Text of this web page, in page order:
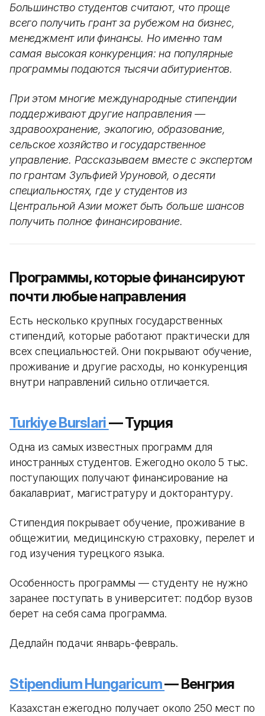
Большинство студентов считают, что проще
всего получить грант за рубежом на бизнес,
менеджмент или финансы. Но именно там
самая высокая конкуренция: на популярные
программы подаются тысячи абитуриентов.
При этом многие международные стипендии
поддерживают другие направления —
здравоохранение, экологию, образование,
сельское хозяйство и государственное
управление. Рассказываем вместе с экспертом
по грантам Зульфией Уруновой, о десяти
специальностях, где у студентов из
Центральной Азии может быть больше шансов
получить полное финансирование.
Программы, которые финансируют
почти любые направления
Есть несколько крупных государственных
стипендий, которые работают практически для
всех специальностей. Они покрывают обучение,
проживание и другие расходы, но конкуренция
внутри направлений сильно отличается.
Turkiye Burslari— Турция
Одна из самых известных программ для
иностранных студентов. Ежегодно около 5 тыс.
поступающих получают финансирование на
бакалавриат, магистратуру и докторантуру.
Стипендия покрывает обучение, проживание в
общежитии, медицинскую страховку, перелет и
год изучения турецкого языка.
Особенность программы — студенту не нужно
заранее поступать в университет: подбор вузов
берет на себя сама программа.
Дедлайн подачи: январь-февраль.
Stipendium Hungaricum— Венгрия
Казахстан ежегодно получает около 250 мест по